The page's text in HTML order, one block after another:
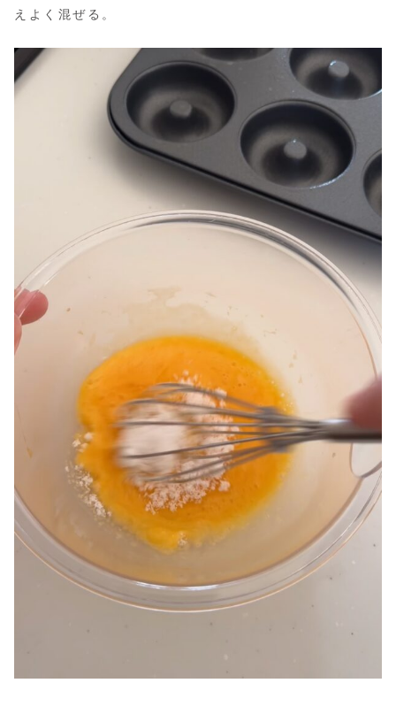
えよく混ぜる。